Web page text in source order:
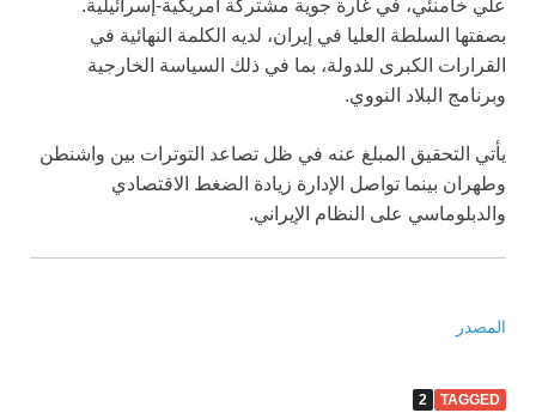
علي خامنئي، في غارة جوية مشتركة أمريكية-إسرائيلية.
بصفتها السلطة العليا في إيران، لديه الكلمة النهائية في
القرارات الكبرى للدولة، بما في ذلك السياسة الخارجية
وبرنامج البلاد النووي.
يأتي التحقيق المبلغ عنه في ظل تصاعد التوترات بين واشنطن
وطهران بينما تواصل الإدارة زيادة الضغط الاقتصادي
والدبلوماسي على النظام الإيراني.
المصدر
TAGGED
2